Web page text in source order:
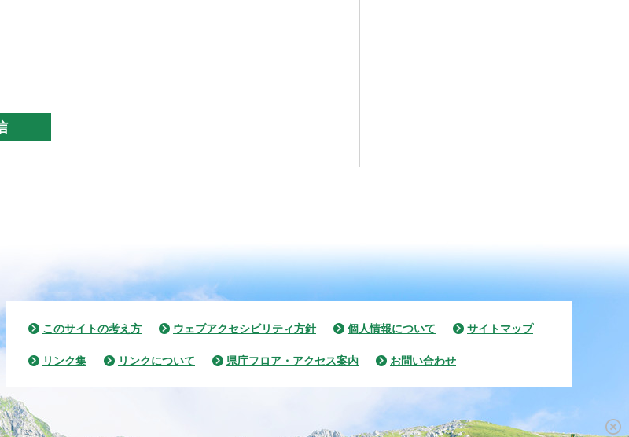
このサイトの考え方 ウェブアクセシビリティ方針 個人情報について サイトマップ
リンク集 リンクについて 県庁フロア・アクセス案内 お問い合わせ